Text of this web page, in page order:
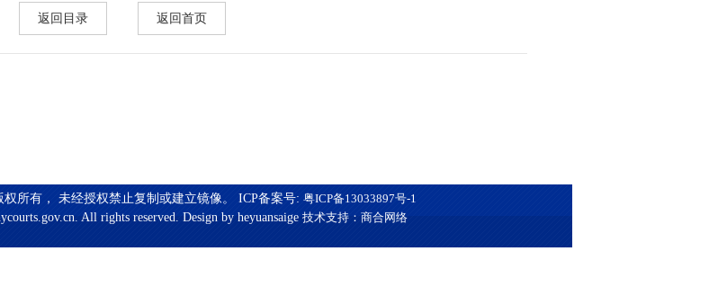
返回目录 返回首页
所有， 未经授权禁止复制或建立镜像。 ICP备案号: 粤ICP备13033897号-1
All rights reserved. Design by heyuansaige 技术支持：商合网络